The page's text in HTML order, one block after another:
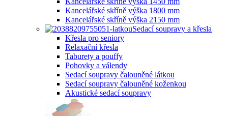
Kancelářské skříně výška 1800 mm
Kancelářské skříně výška 2150 mm
Sedací soupravy a křesla
Křesla pro seniory
Relaxační křesla
Taburety a pouffy
Pohovky a válendy
Sedací soupravy čalouněné látkou
Sedací soupravy čalouněné koženkou
Akustické sedací soupravy